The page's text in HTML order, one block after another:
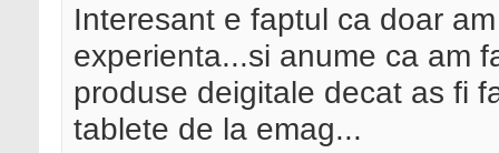
Interesant e faptul ca doar
experienta...si anume ca am
produse deigitale decat as fi
tablete de la emag...